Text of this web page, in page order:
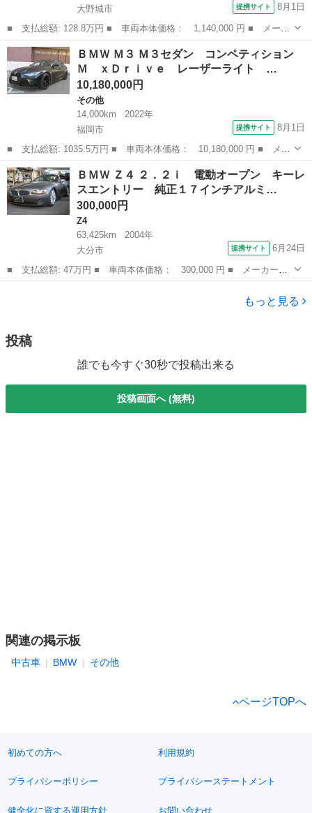
大野城市
提携サイト 8月1日
■ 支払総額: 128.8万円 ■ 車両本体価格： 1,140,000 円 ■ メーカ
ー名： ＢＭＷ ■ 車種名： ２シリーズ ■ グレード名： ２１８
ｉアクティブツアラー ラグジュアリー 後期モデル 純正ナビ フ
ルセグＴ...
福岡 大野城市
ＢＭＷ Ｍ３ Ｍ３セダン コンペティション
Ｍ ｘＤｒｉｖｅ レーザーライト …
10,180,000円
その他
14,000km
2022年
福岡市
提携サイト 8月1日
■ 支払総額: 1035.5万円 ■ 車両本体価格： 10,180,000 円 ■ メー
カー名： ＢＭＷ ■ 車種名： Ｍ３ ■ グレード名： Ｍ３セダ
ン コンペティション Ｍ ｘＤｒｉｖｅ レーザーライト ｈａｒ
ｍａｎ／...
福岡 福岡市
ＢＭＷ Ｚ４ ２．２ｉ 電動オープン キーレ
スエントリー 純正１７インチアルミ…
300,000円
Z4
63,425km
2004年
大分市
提携サイト 6月24日
■ 支払総額: 47万円 ■ 車両本体価格： 300,000 円 ■ メーカー
名： ＢＭＷ ■ 車種名： Ｚ４ ■ グレード名： ２．２ｉ 電動
オープン キーレスエントリー 純正１７インチアルミホイール Ｃ
もっと見る
投稿
誰でも今すぐ30秒で投稿出来る
投稿画面へ (無料)
関連の掲示板
中古車 BMW その他
ページTOPへ
初めての方へ 利用規約
プライバシーポリシー プライバシーステートメント
健全化に資する運用方針 お問い合わせ